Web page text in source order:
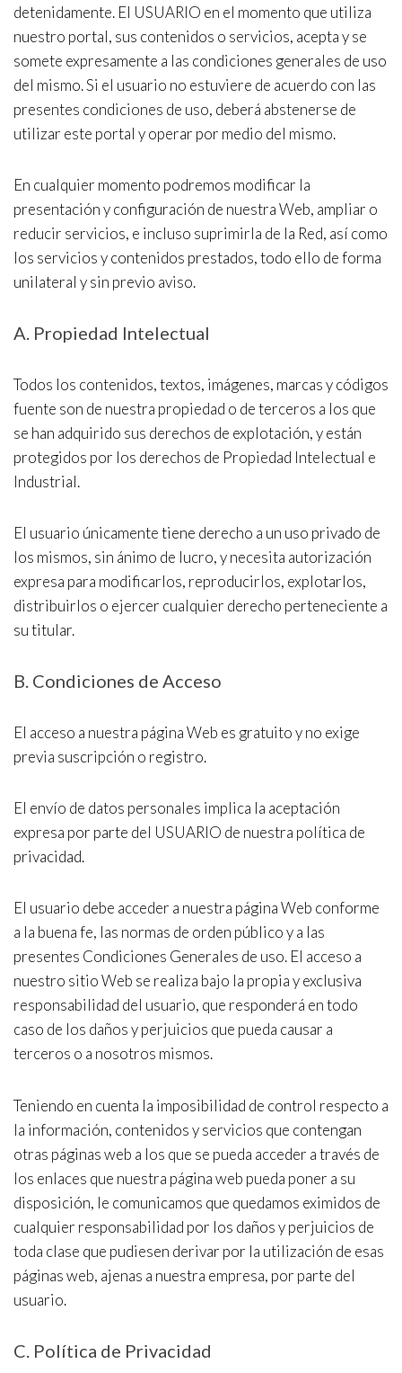
detenidamente. El USUARIO en el momento que utiliza
nuestro portal, sus contenidos o servicios, acepta y se
somete expresamente a las condiciones generales de uso
del mismo. Si el usuario no estuviere de acuerdo con las
presentes condiciones de uso, deberá abstenerse de
utilizar este portal y operar por medio del mismo.
En cualquier momento podremos modificar la
presentación y configuración de nuestra Web, ampliar o
reducir servicios, e incluso suprimirla de la Red, así como
los servicios y contenidos prestados, todo ello de forma
unilateral y sin previo aviso.
A. Propiedad Intelectual
Todos los contenidos, textos, imágenes, marcas y códigos
fuente son de nuestra propiedad o de terceros a los que
se han adquirido sus derechos de explotación, y están
protegidos por los derechos de Propiedad Intelectual e
Industrial.
El usuario únicamente tiene derecho a un uso privado de
los mismos, sin ánimo de lucro, y necesita autorización
expresa para modificarlos, reproducirlos, explotarlos,
distribuirlos o ejercer cualquier derecho perteneciente a
su titular.
B. Condiciones de Acceso
El acceso a nuestra página Web es gratuito y no exige
previa suscripción o registro.
El envío de datos personales implica la aceptación
expresa por parte del USUARIO de nuestra política de
privacidad.
El usuario debe acceder a nuestra página Web conforme
a la buena fe, las normas de orden público y a las
presentes Condiciones Generales de uso. El acceso a
nuestro sitio Web se realiza bajo la propia y exclusiva
responsabilidad del usuario, que responderá en todo
caso de los daños y perjuicios que pueda causar a
terceros o a nosotros mismos.
Teniendo en cuenta la imposibilidad de control respecto a
la información, contenidos y servicios que contengan
otras páginas web a los que se pueda acceder a través de
los enlaces que nuestra página web pueda poner a su
disposición, le comunicamos que quedamos eximidos de
cualquier responsabilidad por los daños y perjuicios de
toda clase que pudiesen derivar por la utilización de esas
páginas web, ajenas a nuestra empresa, por parte del
usuario.
C. Política de Privacidad